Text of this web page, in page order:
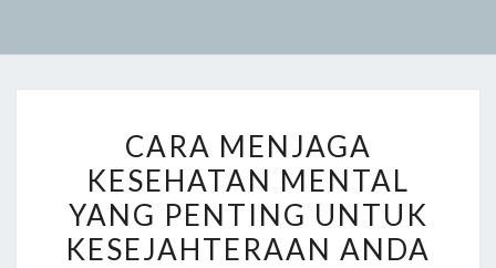
MENJAGA
KESEHATAN
MENTAL
YANG
CARA MENJAGA
KESEHATAN MENTAL
YANG PENTING UNTUK
KESEJAHTERAAN ANDA